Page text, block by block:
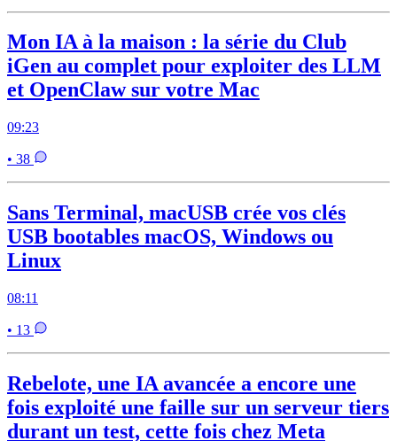
Mon IA à la maison : la série du Club
iGen au complet pour exploiter des LLM
et OpenClaw sur votre Mac
09:23
• 38
Sans Terminal, macUSB crée vos clés
USB bootables macOS, Windows ou
Linux
08:11
• 13
Rebelote, une IA avancée a encore une
fois exploité une faille sur un serveur tiers
durant un test, cette fois chez Meta